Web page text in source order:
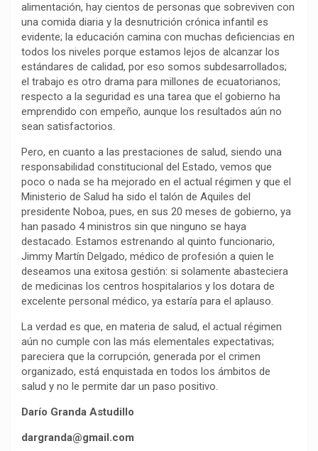
alimentación, hay cientos de personas que sobreviven con
una comida diaria y la desnutrición crónica infantil es
evidente; la educación camina con muchas deficiencias en
todos los niveles porque estamos lejos de alcanzar los
estándares de calidad, por eso somos subdesarrollados;
el trabajo es otro drama para millones de ecuatorianos;
respecto a la seguridad es una tarea que el gobierno ha
emprendido con empeño, aunque los resultados aún no
sean satisfactorios.
Pero, en cuanto a las prestaciones de salud, siendo una
responsabilidad constitucional del Estado, vemos que
poco o nada se ha mejorado en el actual régimen y que el
Ministerio de Salud ha sido el talón de Aquiles del
presidente Noboa, pues, en sus 20 meses de gobierno, ya
han pasado 4 ministros sin que ninguno se haya
destacado. Estamos estrenando al quinto funcionario,
Jimmy Martín Delgado, médico de profesión a quien le
deseamos una exitosa gestión: si solamente abasteciera
de medicinas los centros hospitalarios y los dotara de
excelente personal médico, ya estaría para el aplauso.
La verdad es que, en materia de salud, el actual régimen
aún no cumple con las más elementales expectativas;
pareciera que la corrupción, generada por el crimen
organizado, está enquistada en todos los ámbitos de
salud y no le permite dar un paso positivo.
Darío Granda Astudillo
dargranda@gmail.com